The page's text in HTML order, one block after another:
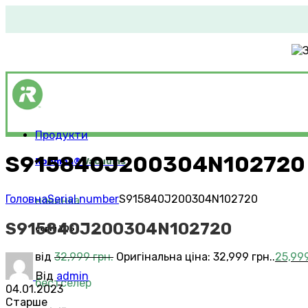
Продукти
Roomba® Vacuums
новинка
серія 705
від 32,999грн. Оригінальна ціна: 32,999 грн..
бестселер
S915840J200304N102720
ГоловнаSerial numberS915840J200304N102720
S915840J200304N102720
Від admin
04.01.2023
Старше